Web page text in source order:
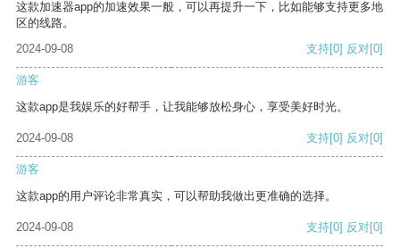
这款加速器app的加速效果一般，可以再提升一下，比如能够支持更多地
区的线路。
2024-09-08
支持[0] 反对[0]
游客
这款app是我娱乐的好帮手，让我能够放松身心，享受美好时光。
2024-09-08 支持[0] 反对[0]
游客
这款app的用户评论非常真实，可以帮助我做出更准确的选择。
2024-09-08 支持[0] 反对[0]